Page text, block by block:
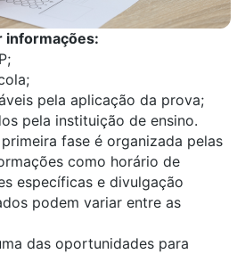
informações:
pela aplicação da prova;
pela instituição de ensino.
fase é organizada pelas
como horário de
específicas e divulgação
podem variar entre as
das oportunidades para